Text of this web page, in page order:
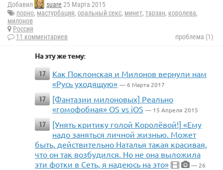
Добавил suare 25 Марта 2015
порно, мастурбация, оральный секс, минет, тарзан, королева,
милонов
Россия
11 комментариев
проблема (1)
На эту же тему:
17
Как Поклонская и Милонов вернули нам
«Русь уходящую» — 6 Марта 2017
17
[Фантазии милоновых] Реально
«гомофобная» OS vs iOS — 15 Апреля 2015
17
[Унять критику голой Королёвой!] «Ему
надо заняться личной жизнью. Может
быть, действительно Наталья такая красивая,
что он так возбудился. Но не она выложила
эти фотки в Сеть, я надеюсь на это»
— 26